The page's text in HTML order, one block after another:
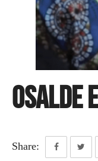
Osalde
Share: